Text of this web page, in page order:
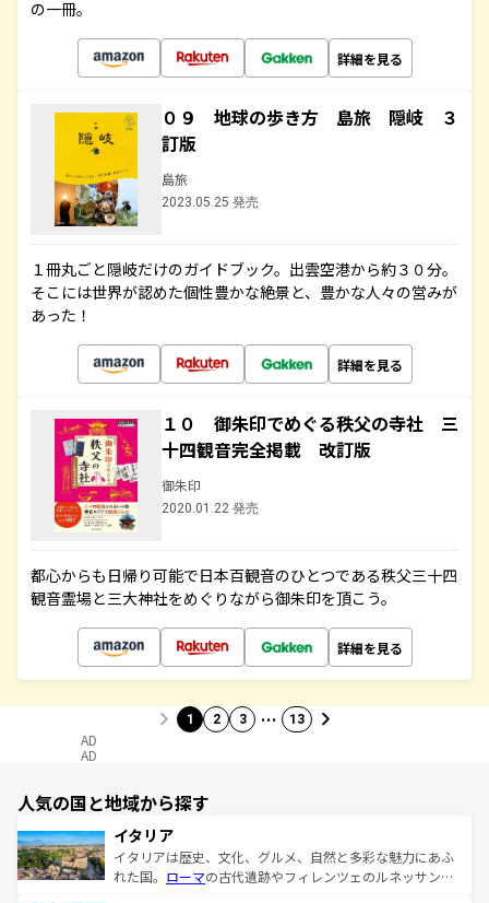
の一冊。
詳細を見る
０９ 地球の歩き方 島旅 隠岐 ３
訂版
島旅
2023.05.25 発売
１冊丸ごと隠岐だけのガイドブック。出雲空港から約３０分。
そこには世界が認めた個性豊かな絶景と、豊かな人々の営みが
あった！
詳細を見る
１０ 御朱印でめぐる秩父の寺社 三
十四観音完全掲載 改訂版
御朱印
2020.01.22 発売
都心からも日帰り可能で日本百観音のひとつである秩父三十四
観音霊場と三大神社をめぐりながら御朱印を頂こう。
詳細を見る
1 2 3 … 13
AD
AD
人気の国と地域から探す
イタリア
イタリアは歴史、文化、グルメ、自然と多彩な魅力にあふ
れた国。 ローマの古代遺跡やフィレンツェのルネッサンス